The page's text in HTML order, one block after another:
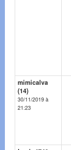
mimicalva
(14)
30/11/2019 à
21:23